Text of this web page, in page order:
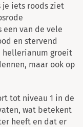
je iets roods ziet
een van de vele
en stervend
hellerianum groeit
maar ook op
tot niveau 1 in de
wat betekent
heeft en dat er